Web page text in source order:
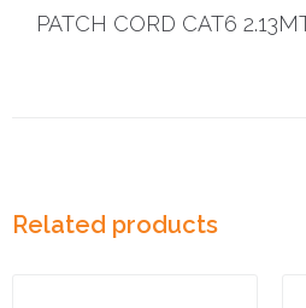
PATCH CORD CAT6
Related products